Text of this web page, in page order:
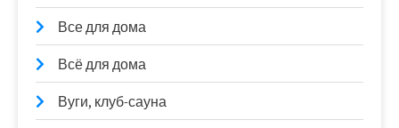
Все для дома
Всё для дома
Вуги, клуб-сауна